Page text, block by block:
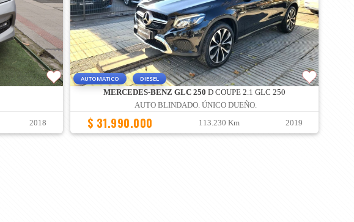
2018
AUTOMATICO DIESEL
MERCEDES-BENZ GLC 250 D COUPE 2.1 GLC 250
AUTO BLINDADO. ÚNICO DUEÑO.
$ 31.990.000 113.230 Km 2019